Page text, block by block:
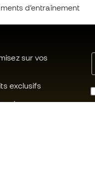
d’entraînement
sur vos
exclusifs
de